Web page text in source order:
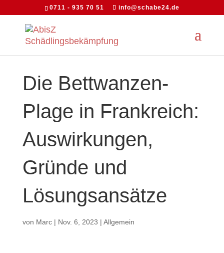
0711 - 935 70 51 info@schabe24.de
Die Bettwanzen-
Plage in Frankreich:
Auswirkungen,
Gründe und
Lösungsansätze
von Marc| Nov. 6, 2023 | Allgemein